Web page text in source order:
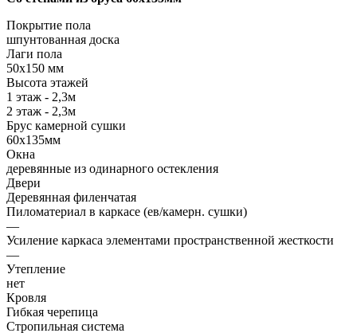
Покрытие пола
шпунтованная доска
Лаги пола
50х150 мм
Высота этажей
1 этаж - 2,3м
2 этаж - 2,3м
Брус камерной сушки
60х135мм
Окна
деревянные из одинарного остекления
Двери
Деревянная филенчатая
Пиломатериал в каркасе (ев/камерн. сушки)
—
Усиление каркаса элементами пространственной жесткости
—
Утепление
нет
Кровля
Гибкая черепица
Стропильная система